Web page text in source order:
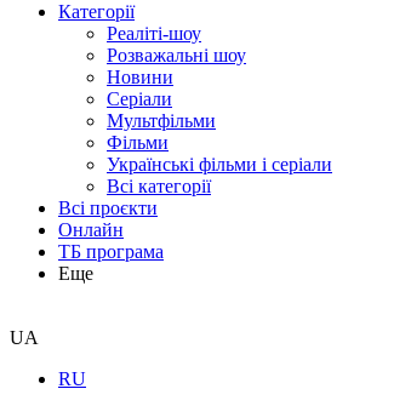
Категорії
Реаліті-шоу
Розважальні шоу
Новини
Серіали
Мультфільми
Фільми
Українські фільми і серіали
Всі категорії
Всі проєкти
Онлайн
ТБ програма
Еще
UA
RU